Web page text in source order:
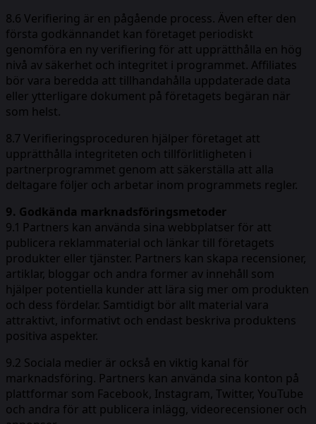
8.6 Verifiering är en pågående process. Även efter den
första godkännandet kan företaget periodiskt
genomföra en ny verifiering för att upprätthålla en hög
nivå av säkerhet och integritet i programmet. Affiliates
bör vara beredda att tillhandahålla uppdaterade data
eller ytterligare dokument på företagets begäran när
som helst.
8.7 Verifieringsproceduren hjälper företaget att
upprätthålla integriteten och tillförlitligheten i
partnerprogrammet genom att säkerställa att alla
deltagare följer och arbetar inom programmets regler.
9. Godkända marknadsföringsmetoder
9.1 Partners kan använda sina webbplatser för att
publicera reklammaterial och länkar till företagets
produkter eller tjänster. Partners kan skapa recensioner,
artiklar, bloggar och andra former av innehåll som
hjälper potentiella kunder att lära sig mer om produkten
och dess fördelar. Samtidigt bör allt material vara
attraktivt, informativt och endast beskriva produktens
positiva aspekter.
9.2 Sociala medier är också en viktig kanal för
marknadsföring. Partners kan använda sina konton på
plattformar som Facebook, Instagram, Twitter, YouTube
och andra för att publicera inlägg, videorecensioner och